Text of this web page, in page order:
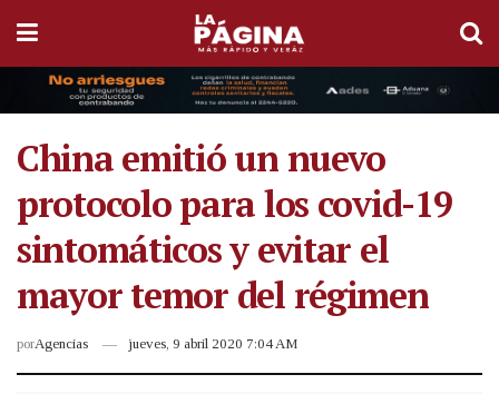
China emitió un nuevo
protocolo para los covid-19
sintomáticos y evitar el
mayor temor del régimen
porAgencias jueves, 9 abril 2020 7:04 AM